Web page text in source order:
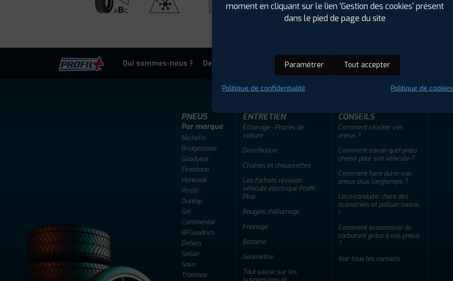
Qui sommes-nous ? Devenir adherent Offres d'emploi FAQ
PNEUS
Par marque
Michelin
Bridgestone
Goodyear
Firestone
Hankook
Pirelli
Dunlop
Giti
Continental
BFGoodrich
Debica
Sailun
Sava
Tracmax
ENTRETIEN
Éclairage - Phares de
voiture
Distribution
Chaînes et chaussettes
Les forfaits révision
véhicule électrique Profil
Plus
Bougies d'allumage
Freinage
Batterie
Géométrie
Tout savoir sur les
CONSEILS
Comment stocker vos
pneus ?
Comment savoir quel pneu
choisir pour son véhicule ?
Comment faire durer vos
pneus plus longtemps ?
L'éco-conduite : faire des
économies et polluer moins
!
Comment économiser du
carburant grâce à vos pneus
?
Voir tous les conseils
moment en cliquant sur le lien 'Gestion des cookies' présent
dans le pied de page du site
Paramétrer Tout accepter
Politique de confidentialité Politique de cookies